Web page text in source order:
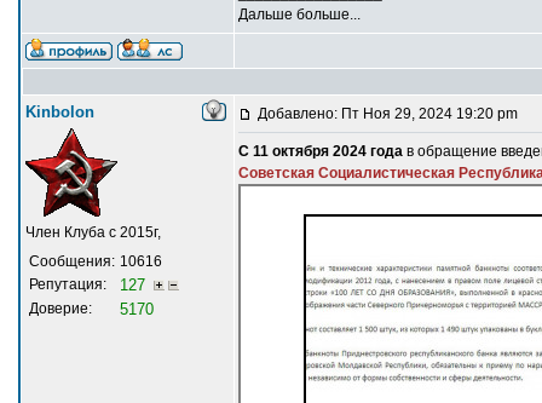
Дальше больше...
Kinbolon
Член Клуба с 2015г,
Сообщения: 10616
Репутация:
127
Доверие: 5170
Добавлено: Пт Ноя 29, 2024 19:20 pm
С 11 октября 2024 года в обращение
Советская Социалистическая